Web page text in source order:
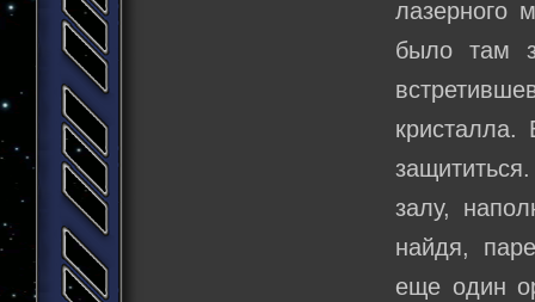
лазерного
было там
кристалла.
залу,
найдя,
еще один